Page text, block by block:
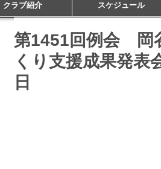
クラブ紹介 スケジュール
第1451回例会 岡
くり支援成果発
日